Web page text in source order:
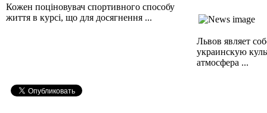
Кожен поціновувач спортивного способу
життя в курсі, що для досягнення ...
Львов являет
украинскую
атмосфера ...